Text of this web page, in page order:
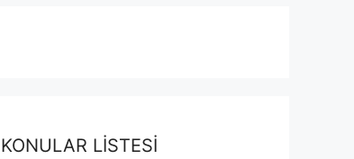
KONULAR LİSTESİ